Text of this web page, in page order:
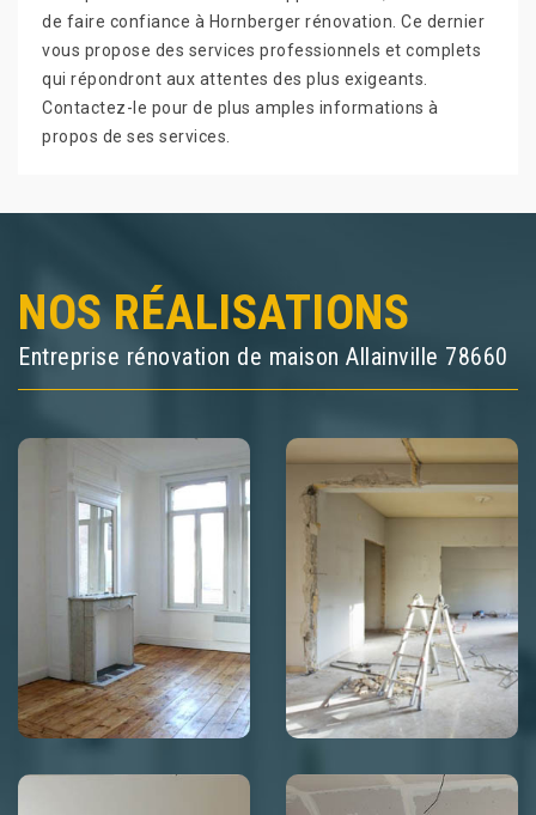
de faire confiance à Hornberger rénovation. Ce dernier
vous propose des services professionnels et complets
qui répondront aux attentes des plus exigeants.
Contactez-le pour de plus amples informations à
propos de ses services.
NOS RÉALISATIONS
Entreprise rénovation de maison Allainville 78660